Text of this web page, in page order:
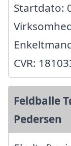
Startdato:
CVR:
Feldballe
Pedersen